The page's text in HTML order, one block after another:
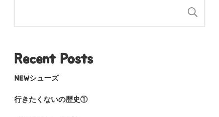
Recent Posts
NEWシューズ
行きたくないの歴史①